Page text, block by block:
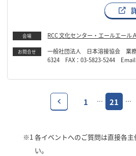
会場 RCC 文化センター・エールエール
お問合せ
一般社団法人 日本溶接協会
6324 FAX：03-5823-5244
1 … 21 …
※1各イベントへのご質問は直接各
い。